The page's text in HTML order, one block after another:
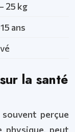
25 kg
ans
la santé
souvent perçue
physique, peut